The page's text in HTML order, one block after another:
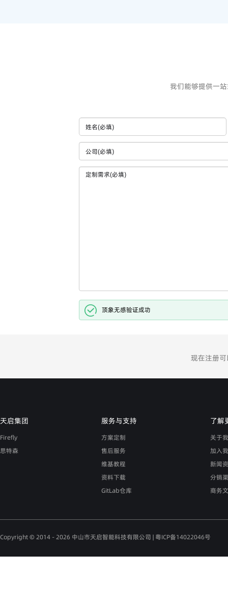
我们能够提供一
顶象无感验证成功
现在注册
天启集团
Firefly
思特森
服务与支持
方案定制
售后服务
维基教程
资料下载
GitLab仓库
了解
关于
加入
新闻
分销
商务
Copyright © 2014 - 2026 中山市天启智能科技有限公司 |粤ICP备14022046号